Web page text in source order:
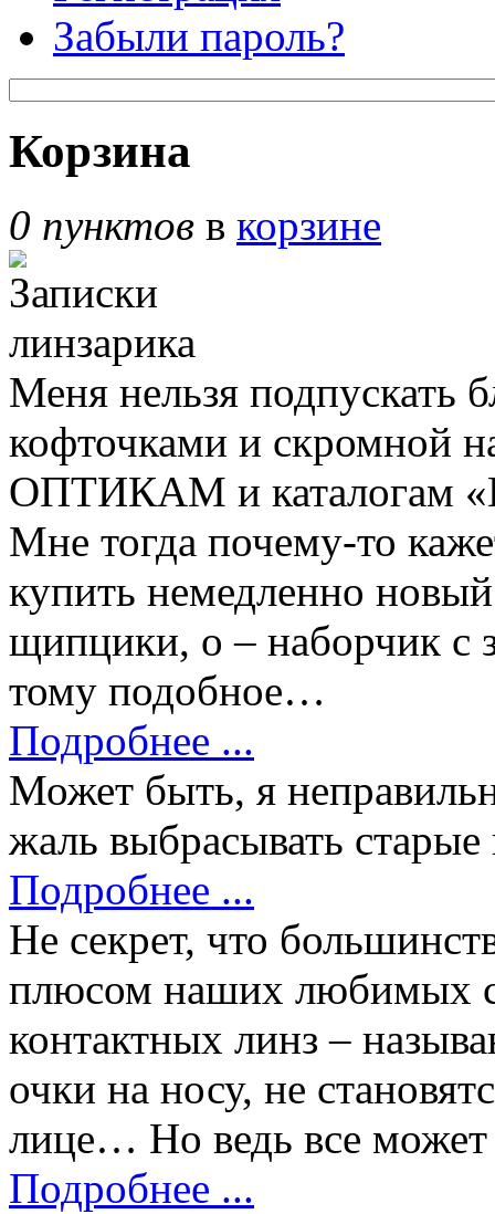
Забыли пароль?
Корзина
0 пунктов в корзине
Меня нельзя подпускать
кофточками и скромной
ОПТИКАМ и каталогам
Мне тогда почему-то
купить немедленно
щипцики, о – наборчик с
тому подобное…
Подробнее ...
Может быть, я
жаль выбрасывать
Подробнее ...
Не секрет, что
плюсом наших любимых
контактных линз –
очки на носу, не
лице… Но ведь все может
Подробнее ...